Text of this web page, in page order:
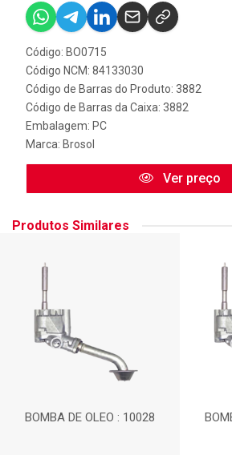
Código: BO0715
Código NCM: 84133030
Código de Barras do Produto: 3882
Código de Barras da Caixa: 3882
Embalagem: PC
Marca: Brosol
Ver preço
Produtos Similares
BOMBA DE OLEO : 10028